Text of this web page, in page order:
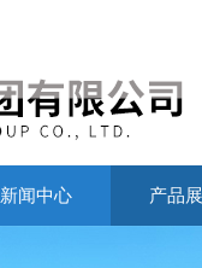
新闻中心 产品